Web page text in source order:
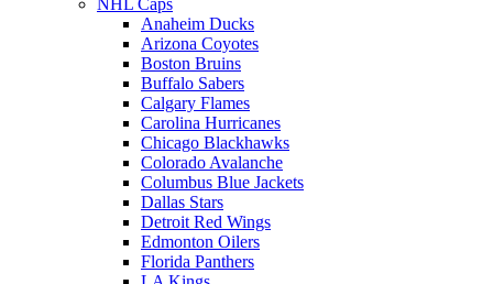
NHL Caps
Anaheim Ducks
Arizona Coyotes
Boston Bruins
Buffalo Sabers
Calgary Flames
Carolina Hurricanes
Chicago Blackhawks
Colorado Avalanche
Columbus Blue Jackets
Dallas Stars
Detroit Red Wings
Edmonton Oilers
Florida Panthers